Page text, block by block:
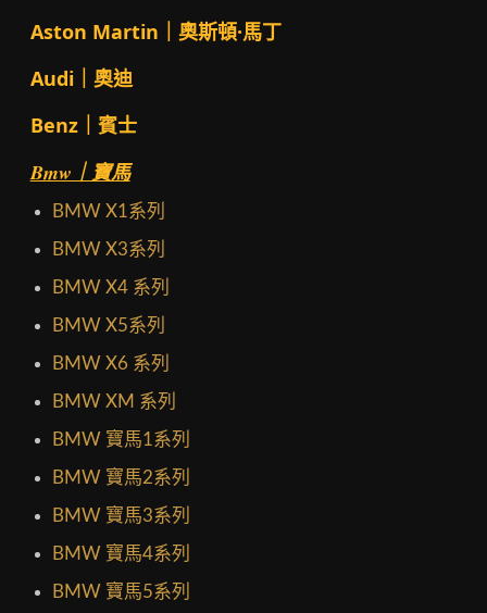
Aston Martin｜奧斯頓·馬丁
Audi｜奧迪
Benz｜賓士
Bmw｜寶馬
BMW X1系列
BMW X3系列
BMW X4 系列
BMW X5系列
BMW X6 系列
BMW XM 系列
BMW 寶馬1系列
BMW 寶馬2系列
BMW 寶馬3系列
BMW 寶馬4系列
BMW 寶馬5系列